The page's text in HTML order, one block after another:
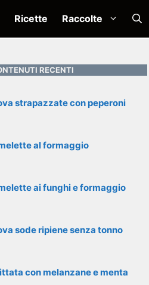
Ricette Raccolte
RECENTI
strapazzate con peperoni
al formaggio
ai funghi e formaggio
sode ripiene senza tonno
con melanzane e menta